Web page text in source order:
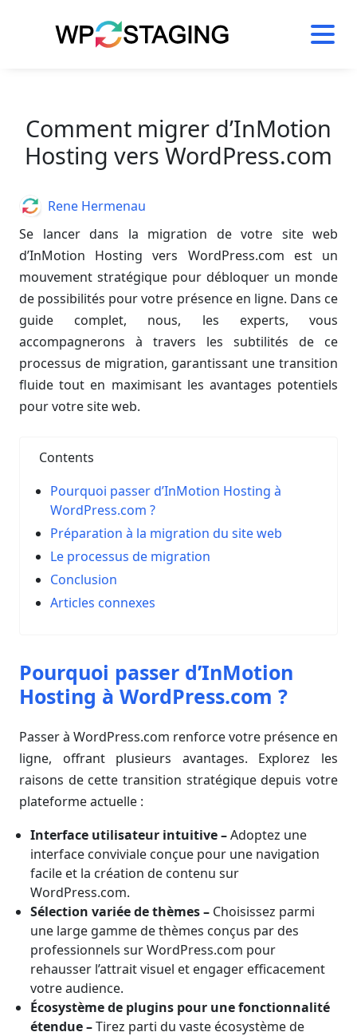
Comment migrer d’InMotion
Hosting vers WordPress.com
Se lancer dans la migration de votre site web
d’InMotion Hosting vers WordPress.com est un
mouvement stratégique pour débloquer un monde
de possibilités pour votre présence en ligne. Dans ce
guide complet, nous, les experts, vous
accompagnerons à travers les subtilités de ce
processus de migration, garantissant une transition
fluide tout en maximisant les avantages potentiels
pour votre site web.
Contents
Pourquoi passer d’InMotion Hosting à
WordPress.com ?
Préparation à la migration du site web
Le processus de migration
Conclusion
Articles connexes
Pourquoi passer d’InMotion
Hosting à WordPress.com ?
Passer à WordPress.com renforce votre présence en
ligne, offrant plusieurs avantages. Explorez les
raisons de cette transition stratégique depuis votre
plateforme actuelle :
Interface utilisateur intuitive–Adoptez une
interface conviviale conçue pour une navigation
facile et la création de contenu sur
WordPress.com.
Sélection variée de thèmes – Choisissez parmi
une large gamme de thèmes conçus par des
professionnels sur WordPress.com pour
rehausser l’attrait visuel et engager efficacement
votre audience.
Écosystème de plugins pour une fonctionnalité
étendue –Tirez parti du vaste écosystème de
AuthorRene Hermenau